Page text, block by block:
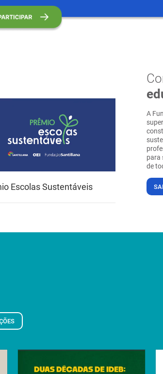
A
para
de
Escolas Sustentáveis